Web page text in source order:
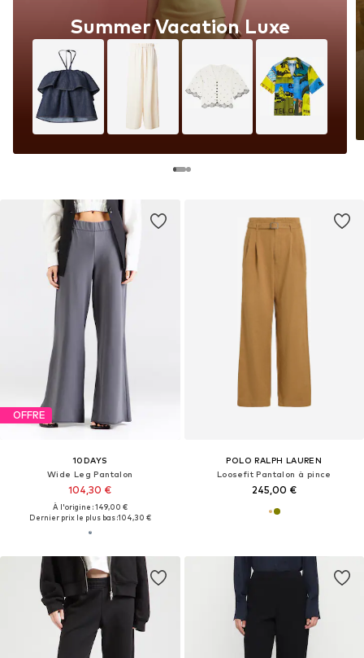
OFFRE
10DAYS
Wide Leg Pantalon
104,30 €
À l'origine : 149,00 €
Dernier prix le plus bas :104,30 €
Summer Vacation Luxe
POLO RALPH LAUREN
Loosefit Pantalon à pince
245,00 €